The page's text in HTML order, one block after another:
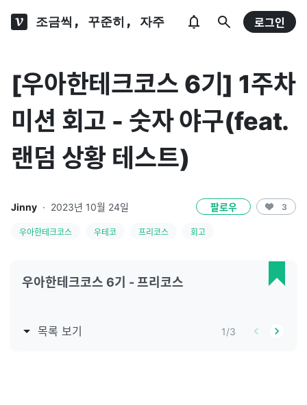
조금씩, 꾸준히, 자주 로그인
[우아한테크코스 6기] 1주차
미션 회고 - 숫자 야구(feat.
랜덤 상황 테스트)
Jinny · 2023년 10월 24일 팔로우 3
우아한테크코스 우테코 프리코스 회고
우아한테크코스 6기 - 프리코스
목록 보기 1/3